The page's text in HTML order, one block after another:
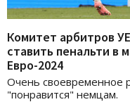
Комитет арбитров
ставить пенальти в
Евро-2024
Очень своевременное
"понравится" немцам.